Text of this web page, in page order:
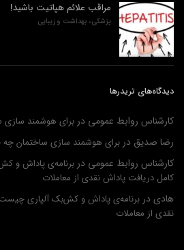
مراقب علائم هپاتیت باشید!
پزشکی، بهداشت و زیبایی
دیدگاه‌های تریدرها
کارشناس روابط عمومی در برای هوشمند سازی
رضا صدیق در برای هوشمند سازی ساختمان چه
کارشناس روابط عمومی در برنامه‌ی پاداش و
کامل دریافت پاداش نقدی از معاملات
هادی در برنامه‌ی پاداش و کش‌بک آلپاری
نقدی از معاملات